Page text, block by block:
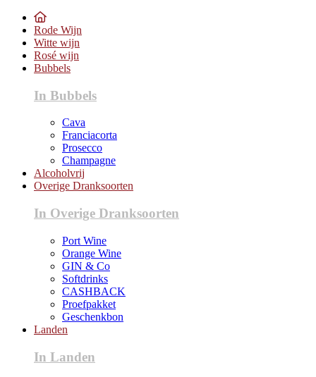
Rode Wijn
Witte wijn
Rosé wijn
Bubbels
In Bubbels
Cava
Franciacorta
Prosecco
Champagne
Alcoholvrij
Overige Dranksoorten
In Overige Dranksoorten
Port Wine
Orange Wine
GIN & Co
Softdrinks
CASHBACK
Proefpakket
Geschenkbon
Landen
In Landen